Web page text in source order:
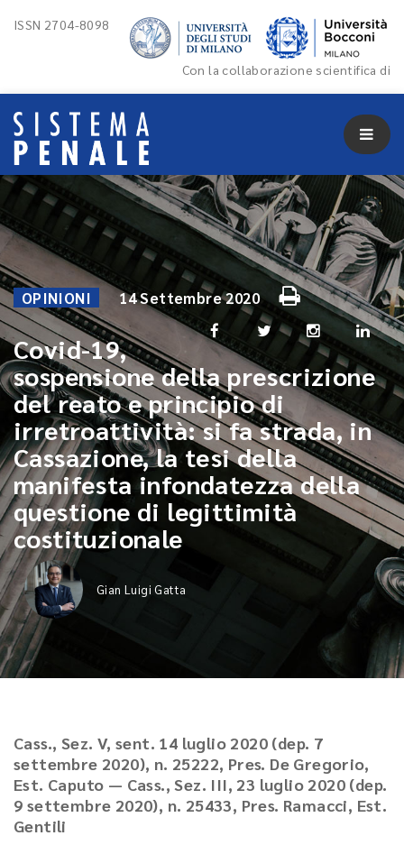
ISSN 2704-8098
Con la collaborazione scientifica di
OPINIONI 14 Settembre 2020
Covid-19,
sospensione della prescrizione
del reato e principio di
irretroattività: si fa strada, in
Cassazione, la tesi della
manifesta infondatezza della
questione di legittimità
costituzionale
Gian Luigi Gatta
Cass., Sez. V, sent. 14 luglio 2020 (dep. 7
settembre 2020), n. 25222, Pres. De Gregorio,
Est. Caputo — Cass., Sez. III, 23 luglio 2020 (dep.
9 settembre 2020), n. 25433, Pres. Ramacci, Est.
Gentili